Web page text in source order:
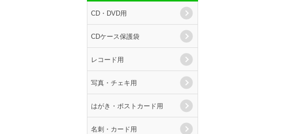
CD・DVD用
CDケース保護袋
レコード用
写真・チェキ用
はがき・ポストカード用
名刺・カード用